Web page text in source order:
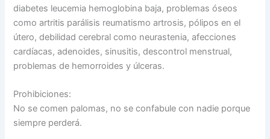
diabetes leucemia hemoglobina baja, problemas óseos
como artritis parálisis reumatismo artrosis, pólipos en el
útero, debilidad cerebral como neurastenia, afecciones
cardíacas, adenoides, sinusitis, descontrol menstrual,
problemas de hemorroides y úlceras.
Prohibiciones:
No se comen palomas, no se confabule con nadie porque
siempre perderá.